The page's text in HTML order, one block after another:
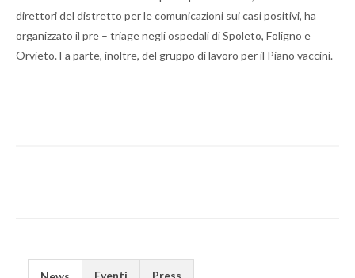
direttori del distretto per le comunicazioni sui casi positivi, ha
organizzato il pre – triage negli ospedali di Spoleto, Foligno e
Orvieto. Fa parte, inoltre, del gruppo di lavoro per il Piano vaccini.
Eventi Press